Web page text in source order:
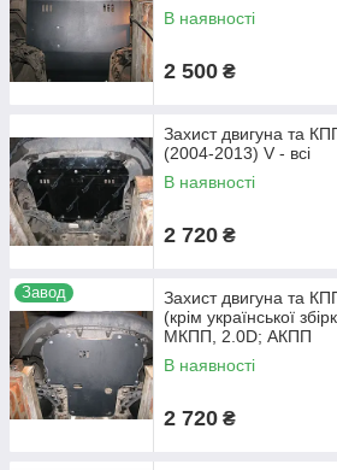
В наявності
2 500 ₴
Захист двигуна та
(2004-2013) V - всі
В наявності
2 720 ₴
Завод
Захист двигуна та
(крім української
МКПП, 2.0D; АКПП
В наявності
2 720 ₴